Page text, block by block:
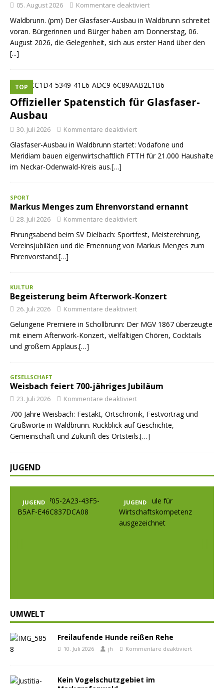
05. August 2026 Kommentare deaktiviert
Waldbrunn. (pm) Der Glasfaser-Ausbau in Waldbrunn schreitet
voran. Bürgerinnen und Bürger haben am Donnerstag, 06.
August 2026, die Gelegenheit, sich aus erster Hand über den
[...]
Offizieller Spatenstich für Glasfaser-
Ausbau
TOP
30. Juli 2026 Kommentare deaktiviert
Glasfaser-Ausbau in Waldbrunn startet: Vodafone und
Meridiam bauen eigenwirtschaftlich FTTH für 21.000 Haushalte
im Neckar-Odenwald-Kreis aus.[…]
SPORT
Markus Menges zum Ehrenvorstand ernannt
28. Juli 2026 Kommentare deaktiviert
Ehrungsabend beim SV Dielbach: Sportfest, Meisterehrung,
Vereinsjubiläen und die Ernennung von Markus Menges zum
Ehrenvorstand.[…]
KULTUR
Begeisterung beim Afterwork-Konzert
26. Juli 2026 Kommentare deaktiviert
Gelungene Premiere in Schollbrunn: Der MGV 1867 überzeugte
mit einem Afterwork-Konzert, vielfältigen Chören, Cocktails
und großem Applaus.[…]
GESELLSCHAFT
Weisbach feiert 700-jähriges Jubiläum
23. Juli 2026 Kommentare deaktiviert
700 Jahre Weisbach: Festakt, Ortschronik, Festvortrag und
Grußworte in Waldbrunn. Rückblick auf Geschichte,
Gemeinschaft und Zukunft des Ortsteils.[…]
JUGEND
JUGEND JUGEND
UMWELT
Freilaufende Hunde reißen Rehe
10. Juli 2026 jh Kommentare deaktiviert
Kein Vogelschutzgebiet im